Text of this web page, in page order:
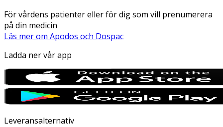
För vårdens patienter eller för dig som vill prenumerera
på din medicin
Läs mer om Apodos och Dospac
Ladda ner vår app
Leveransalternativ